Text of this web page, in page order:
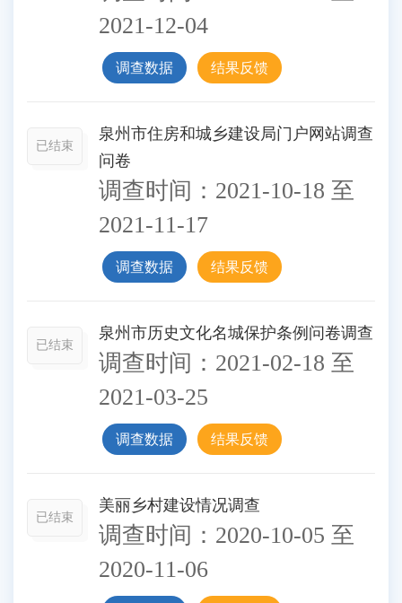
2021-12-04
调查数据 结果反馈
已结束
泉州市住房和城乡建设局门户网站调查
问卷
调查时间： 2021-10-18 至
2021-11-17
调查数据 结果反馈
已结束
泉州市历史文化名城保护条例问卷调查
调查时间： 2021-02-18 至
2021-03-25
调查数据 结果反馈
已结束
美丽乡村建设情况调查
调查时间： 2020-10-05 至
2020-11-06